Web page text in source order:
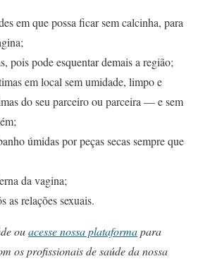
em que possa ficar sem calcinha, para
pois pode esquentar demais a região;
em local sem umidade, limpo e
do seu parceiro ou parceira — e sem
úmidas por peças secas sempre que
da vagina;
as relações sexuais.
ouacesse nossa plataformapara
os profissionais de saúde da nossa